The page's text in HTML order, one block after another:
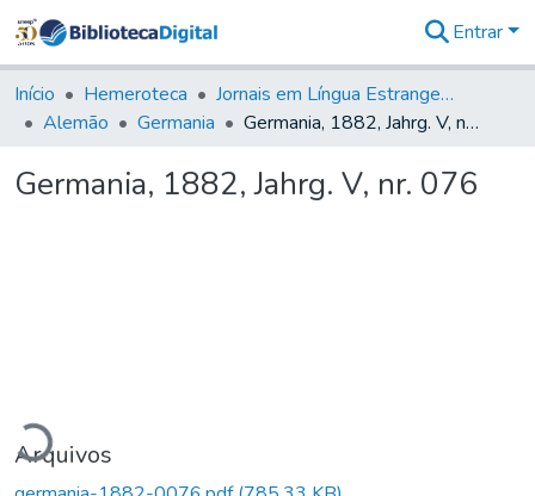
&
Coleções
Tudo na
Digital
Entrar
Início Hemeroteca
Jornais em Língua Estrangeira
Alemão
Germania Germania, 1882, Jahrg. V, nr. 076
Germania, 1882, Jahrg. V, nr. 076
Arquivos